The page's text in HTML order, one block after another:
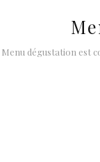
Menu dégustation est